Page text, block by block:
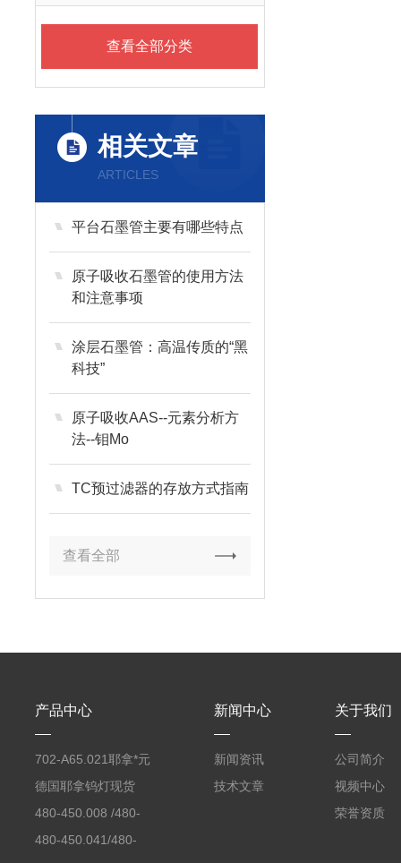
查看全部分类
相关文章
ARTICLES
平台石墨管主要有哪些特点
原子吸收石墨管的使用方法
和注意事项
涂层石墨管：高温传质的“黑
科技”
原子吸收AAS--元素分析方
法--钼Mo
TC预过滤器的存放方式指南
查看全部
产品中心
702-A65.021耶拿*元
素分析仪反应罐
德国耶拿钨灯现货
480-450.008 /480-
450.008C耶拿镉Cd空
480-450.041/480-
新闻中心
新闻资讯
技术文章
关于我们
公司简介
视频中心
荣誉资质